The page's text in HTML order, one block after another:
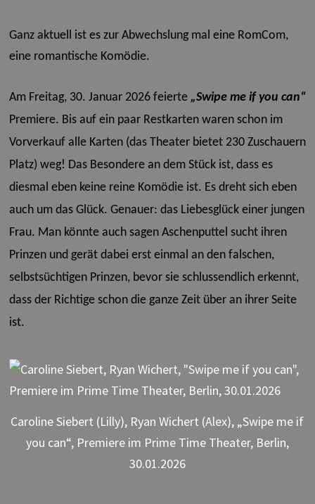
Ganz aktuell ist es zur Abwechslung mal eine RomCom,
eine romantische Komödie.
Am Freitag, 30. Januar 2026 feierte „Swipe me if you can“
Premiere. Bis auf ein paar Restkarten waren schon im
Vorverkauf alle Karten (das Theater bietet 230 Zuschauern
Platz) weg! Das Besondere an dem Stück ist, dass es
diesmal eben keine reine Komödie ist. Es dreht sich eben
auch um das Glück. Genauer: das Liebesglück einer jungen
Frau. Man könnte auch sagen Aschenputtel sucht ihren
Prinzen und gerät dabei erst einmal an den falschen,
selbstsüchtigen Prinzen, bevor sie schlussendlich erkennt,
dass der Richtige schon die ganze Zeit über an ihrer Seite
ist.
Caroline Siebert (Lilly), Ryan Wichert (Alex), „Swipe me if
you can“, Premiere im Prime Time Theater, Berlin,
30.01.2026